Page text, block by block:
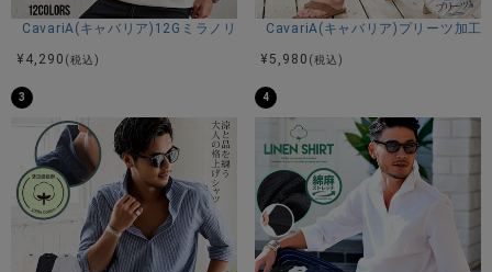
CavariA(キャバリア)12Gミラノリブクルーネックドルマンハーフスリー
¥ 4,290 (税込)
CavariA(キャバリア)プリーツ加工
¥ 5,980 (税込)
3 4